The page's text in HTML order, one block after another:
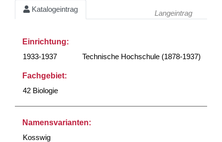
Katalogeintrag Langeintrag
Einrichtung:
1933-1937
Technische Hochschule (1878-1937)
Fachgebiet:
42 Biologie
Namensvarianten:
Kosswig